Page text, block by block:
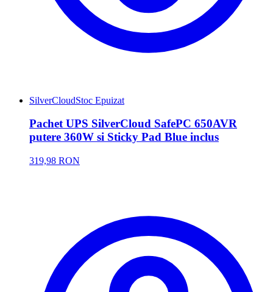
SilverCloudStoc Epuizat
Pachet UPS SilverCloud SafePC 650AVR
putere 360W si Sticky Pad Blue inclus
319,98 RON